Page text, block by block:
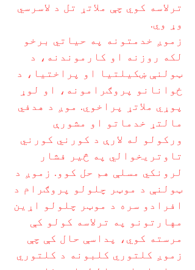
ترلاسه کوي چې ملاتړ تل د لاسرسي
وړ وي.
زموږ خدمتونه په حیاتي برخو
لکه روزنه او کارموندنه، د
ټولنې ښکیلتیا او پراختیا، د
ځوانانو پروګرامونه، او لوړ
پوړي ملاتړ پراخوي. موږ د هدفي
مالتړ خدماتو او مشورې
ورکولو له لارې د کورني کورني
تاوتریخوالي په څیر فشار
لرونکي مسلې هم حل کوو. زموږ د
ټولنې د موټر چلولو پروګرام د
افرادو سره د موټر چلولو اړین
مهارتونو په ترلاسه کولو کې
مرسته کوي، پداسې حال کې چې
زموږ کلتوري کلبونه د کلتوري